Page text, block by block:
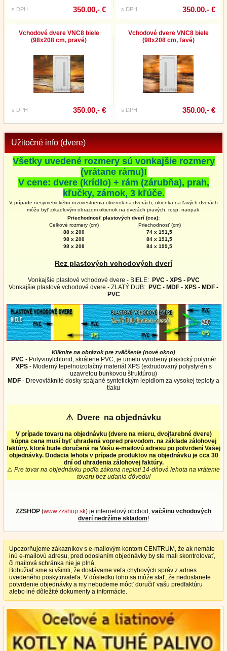
Upozorňujeme zákazníkov s e-mailovým kontom CENTRUM, že ak nemáte
inú e-mailovú adresu, pred odoslaním objednávky by ste mali skontrolovať,
či mailová schránka nie je plná.
Bohužiaľ sme si všimli, že dostávame veľa chybových správ z adries
uvedeného poskytovateľa. V dôsledku toho sa môže stať, že nedostanete
potvrdenie objednávky a my nebudeme môcť doručiť vašu predfaktúru
alebo iné dôležité dokumenty a informácie.
s DPH 350.00,- € s DPH 350.00,- €
Vchodové dvere VNC8 biele
(98x208 cm, pravé)
s DPH 350.00,- €
Vchodové dvere VNC8 biele
(98x208 cm, ľavé)
s DPH 350.00,- €
Užitočné info (dvere)
Všetky uvedené rozmery sú vonkajšie rozmery
(vrátane rámu)!
V cene: dvere (krídlo) + rám (zárubňa), prah,
kľučky, zámok, 3 kľúče.
V prípade nesymetrického rozmiestnenia okienok na dverách, okienka na ľavých dverách
môžu byť zrkadlovým obrazom okienok na dverách pravých, resp. naopak.
Priechodnosť plastových dverí (cca):
Celkové rozmery (cm)
Priechodnosť (cm)
88 x 200
74 x 191,5
98 x 200
84 x 191,5
98 x 208
84 x 199,5
Rez plastových vchodových dverí
Vonkajšie plastové vchodové dvere - BIELE: PVC - XPS - PVC
Vonkajšie plastové vchodové dvere - ZLATÝ DUB: PVC - MDF - XPS - MDF -
PVC
Kliknite na obrázok pre zväčšenie (nové okno)
PVC- Polyvinylchlorid, skrátene PVC, je umelo vyrobený plastický polymér
XPS- Moderný tepelnoizolačný materiál XPS (extrudovaný polystyrén s
uzavretou bunkovou štruktúrou)
MDF - Drevovláknité dosky spájané syntetickým lepidlom za vysokej teploty a
tlaku
⚠ Dvere na objednávku
V prípade tovaru na objednávku (dvere na mieru, dvojfarebné dvere)
kúpna cena musí byť uhradená vopred prevodom. na základe zálohovej
faktúry. ktorá bude doručená na Vašu e-mailovú adresu po potvrdení Vašej
objednávky. Dodacia lehota v prípade produktov na objednávku je cca 30
dní od uhradenia zálohovej faktúry.
⚠ Pre tovar na objednávku podľa zákona neplatí 14-dňová lehota na vrátenie
tovaru bez udania dôvodu!
ZZSHOP (www.zzshop.sk) je internetový obchod, väčšinu vchodových
dverí nedržíme skladom!